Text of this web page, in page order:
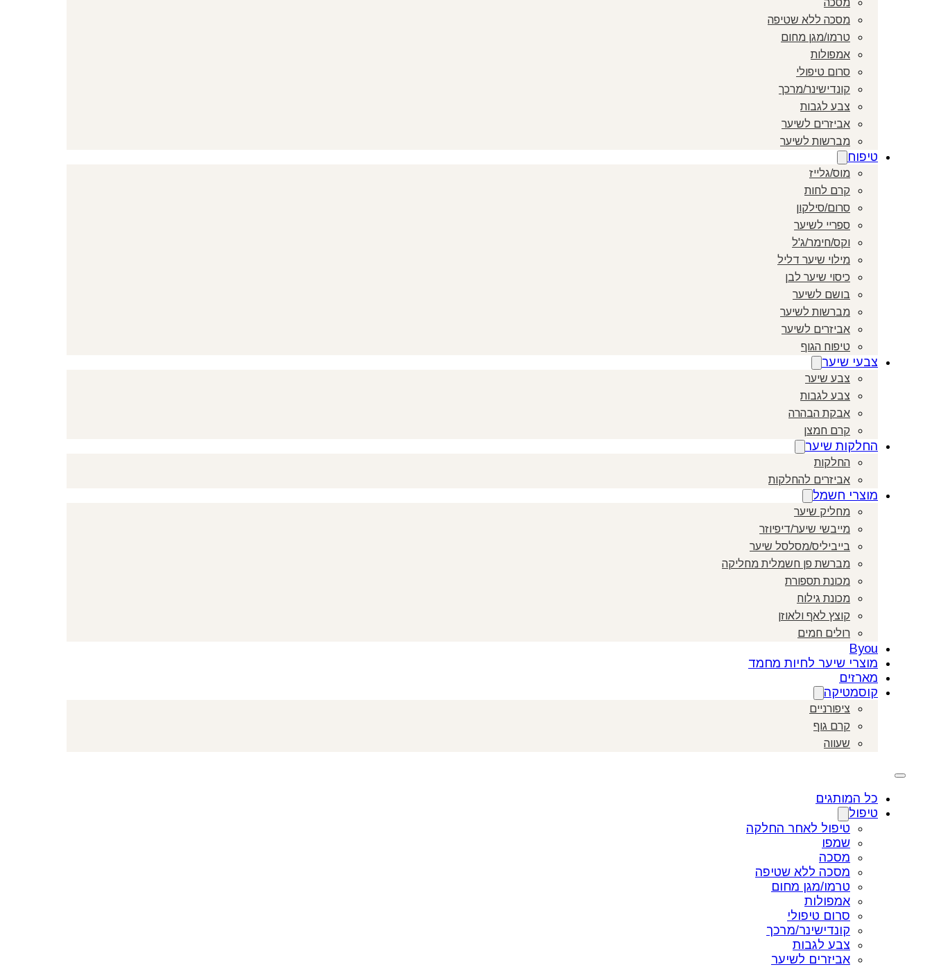
מסכה
מסכה ללא שטיפה
טרמו/מגן מחום
אמפולות
סרום טיפולי
קונדישינר/מרכך
צבע לגבות
אביזרים לשיער
מברשות לשיער
טיפוח
מוס/גלייז
קרם לחות
סרום/סילקון
ספריי לשיער
וקס/חימר/ג'ל
מילוי שיער דליל
כיסוי שיער לבן
בושם לשיער
מברשות לשיער
אביזרים לשיער
טיפוח הגוף
צבעי שיער
צבע שיער
צבע לגבות
אבקת הבהרה
קרם חמצן
החלקות שיער
החלקות
אביזרים להחלקות
מוצרי חשמל
מחליק שיער
מייבשי שיער/דיפיוזר
בייביליס/מסלסל שיער
מברשת פן חשמלית מחליקה
מכונת תספורת
מכונת גילוח
קוצץ לאף ולאוזן
רולים חמים
Byou
מוצרי שיער לחיות מחמד
מארזים
קוסמטיקה
ציפורניים
קרם גוף
שעווה
כל המותגים
טיפול
טיפול לאחר החלקה
שמפו
מסכה
מסכה ללא שטיפה
טרמו/מגן מחום
אמפולות
סרום טיפולי
קונדישינר/מרכך
צבע לגבות
אביזרים לשיער